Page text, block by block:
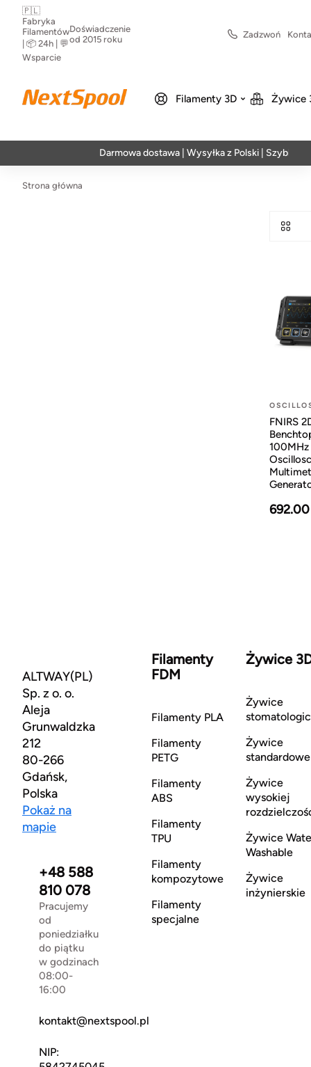
🇵🇱
Fabryka
Filamentów
| 📦 24h | 💬
Wsparcie
Doświadczenie
od 2015 roku
Zadzwoń
Filamenty 3D Żywice
Darmowa dostawa | Wysyłka z Polski | Szybka
Strona główna
FNIRS
692.00
ALTWAY(PL)
Sp. z o. o.
Aleja
Grunwaldzka
212
80-266
Gdańsk,
Polska
Pokaż na
mapie
+48 588
810 078
Pracujemy
od
poniedziałku
do piątku
w godzinach
08:00-
16:00
kontakt@nextspool.pl
NIP:
Filamenty
FDM
Filamenty PLA
Filamenty
PETG
Filamenty
ABS
Filamenty
TPU
Filamenty
kompozytowe
Filamenty
specjalne
Żywice
Żywice
Żywice
standardowe
Żywice
wysokiej
Żywice
Washable
Żywice
inżynierskie